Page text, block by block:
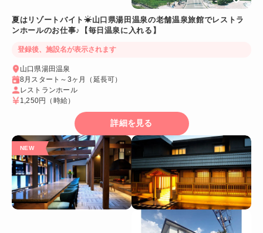
夏はリゾートバイト☀山口県湯田温泉の老舗温泉旅館でレストラ
ンホールのお仕事♪【毎日温泉に入れる】
登録後、施設名が表示されます
山口県湯田温泉
8月スタート～3ヶ月（延長可）
レストランホール
1,250円 （時給）
詳細を見る